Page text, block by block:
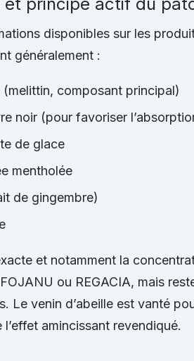
et principe actif du
disponibles sur les
généralement :
(melittin, composant principal)
noir (pour favoriser
de glace
mentholée
de gingembre)
et notamment la
ou REGACIA, mais
Le venin d’abeille est vanté
amincissant revendiqué.